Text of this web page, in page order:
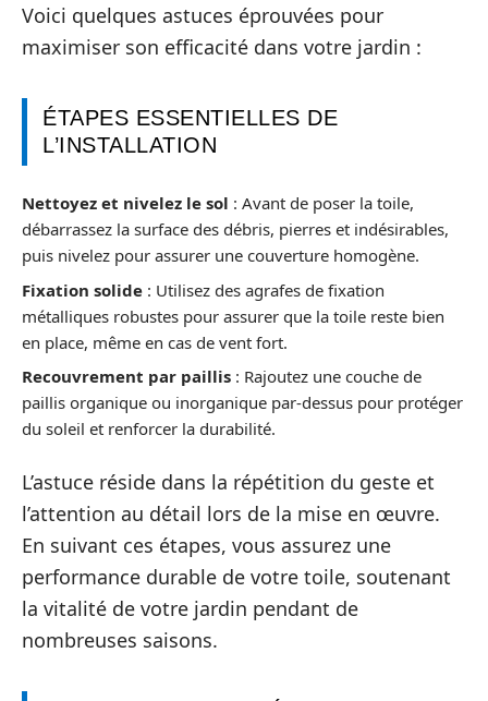
Voici quelques astuces éprouvées pour
maximiser son efficacité dans votre jardin :
ÉTAPES ESSENTIELLES DE
L’INSTALLATION
Nettoyez et nivelez le sol : Avant de poser la toile,
débarrassez la surface des débris, pierres et indésirables,
puis nivelez pour assurer une couverture homogène.
Fixation solide : Utilisez des agrafes de fixation
métalliques robustes pour assurer que la toile reste bien
en place, même en cas de vent fort.
Recouvrement par paillis : Rajoutez une couche de
paillis organique ou inorganique par-dessus pour protéger
du soleil et renforcer la durabilité.
L’astuce réside dans la répétition du geste et
l’attention au détail lors de la mise en œuvre.
En suivant ces étapes, vous assurez une
performance durable de votre toile, soutenant
la vitalité de votre jardin pendant de
nombreuses saisons.